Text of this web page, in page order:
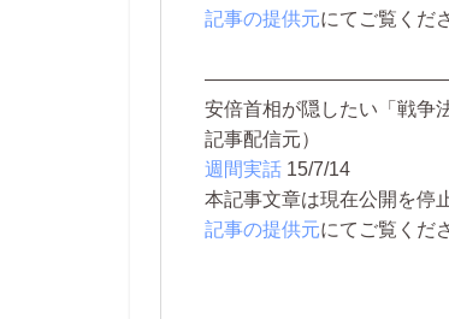
記事の提供元にてご覧くだ
安倍首相が隠したい「戦争
記事配信元）
週間実話 15/7/14
本記事文章は現在公開を停
記事の提供元にてご覧くだ